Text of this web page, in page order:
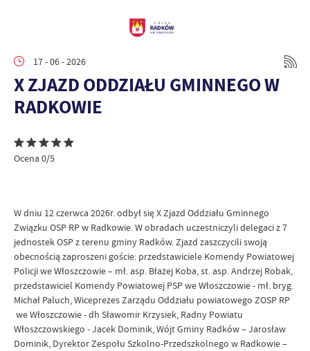
17 - 06 - 2026
X ZJAZD ODDZIAŁU GMINNEGO W
RADKOWIE
Ocena 0/5
W dniu 12 czerwca 2026r. odbył się X Zjazd Oddziału Gminnego
Związku OSP RP w Radkowie. W obradach uczestniczyli delegaci z 7
jednostek OSP z terenu gminy Radków. Zjazd zaszczycili swoją
obecnością zaproszeni goście: przedstawiciele Komendy Powiatowej
Policji we Włoszczowie – mł. asp. Błażej Koba, st. asp. Andrzej Robak,
przedstawiciel Komendy Powiatowej PSP we Włoszczowie - mł. bryg.
Michał Paluch, Wiceprezes Zarządu Oddziału powiatowego ZOSP RP
we Włoszczowie - dh Sławomir Krzysiek, Radny Powiatu
Włoszczowskiego - Jacek Dominik, Wójt Gminy Radków – Jarosław
Dominik, Dyrektor Zespołu Szkolno-Przedszkolnego w Radkowie –